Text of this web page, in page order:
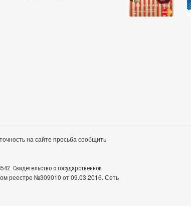
на сайте просьба сообщить
Свидетельство о государственной
реестре №309010 от 09.03.2016. Сеть